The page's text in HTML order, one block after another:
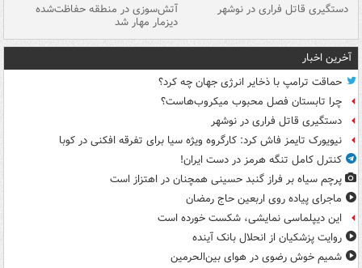
دستگیری قاتل فراری در نوشهر آتش‌سوزی در منطقه حفاظت‌شده
دیزمار مهار شد
آخرین اخبار
حماقت ترامپ با ذخایر انرژی جهان چه کرد؟
چرا تابستان فصل محبوب میکروب‌هاست؟
دستگیری قاتل فراری در نوشهر
نیویورک تایمز فاش کرد: کارگروه ویژه سیا برای تفرقه افکنی در کوبا
کنترل کامل تنگه هرمز در دست ایران!
پرچم سیاه بر فراز گنبد حسینی همچنان در اهتزاز است
ماجرای پیاده روی اربعین حاج رمضان
این دیپلماسی نمایشی، شکست خورده است
روایت پزشکیان از انحلال بانک آینده
شمیم خوش رضوی در هوای بین‌الحرمین